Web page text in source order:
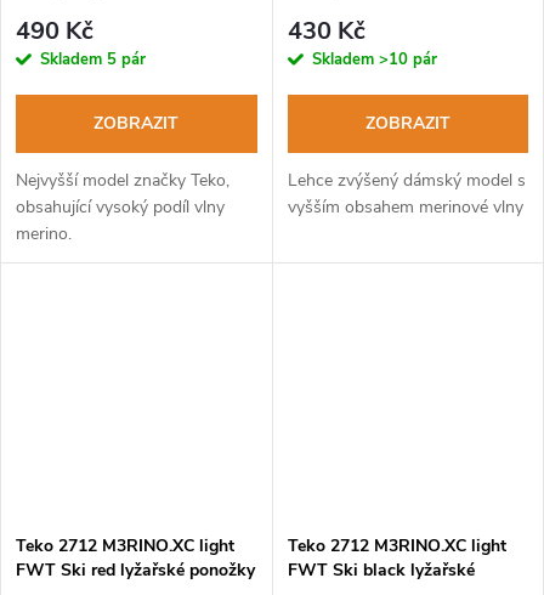
490 Kč
Skladem 5 pár
ZOBRAZIT
Nejvyšší model značky Teko,
obsahující vysoký podíl vlny
merino.
430 Kč
Skladem >10 pár
ZOBRAZIT
Lehce zvýšený dámský model s
vyšším obsahem merinové vlny
Teko 2712 M3RINO.XC light
FWT Ski red lyžařské ponožky
Teko 2712 M3RINO.XC light
FWT Ski black lyžařské